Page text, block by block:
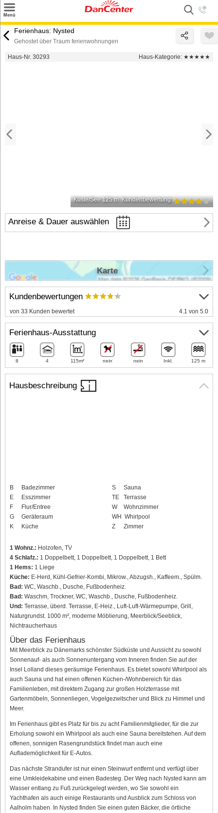
Menü
Suchen
Ferienhaus: Nysted
Gehostet über Traum ferienwohnungen
Haus-Nr. 30293 Haus-Kategorie: ★★★★★
Küste/See 125 m Kundenbewertung
Anreise & Dauer auswählen
Hausbeschreibung
B
Badezimmer
E
Esszimmer
F
Flur/Entree
G
Geräteraum
K
Küche
S
Sauna
TE
Terrasse
W
Wohnzimmer
WH Whirlpool
Z
Zimmer
1 Wohnz.: Holzofen, TV
4 Schlafz.: 1 Doppelbett, 1 Doppelbett, 1 Doppelbett, 1 Bett
1 Hems: 1 Liege
Küche: E-Herd, Kühl-Gefrier-Kombi, Mikrow., Abzugsh., Kaffeem., Spülm.
Bad: WC, Waschb., Dusche, Fußbodenheiz.
Bad: Waschm, Trockner, WC, Waschb., Dusche, Fußbodenheiz.
Und: Terrasse, überd. Terrasse, E-Heiz., Luft-Luft-Wärmepumpe, Grill,
Naturgrundst. 1000 m², moderne Möblierung, Meerblick/Seeblick,
Nichtraucherhaus
Über das Ferienhaus
Mit Meerblick zu Dänemarks schönster Südküste und Aussicht zu sowohl
Sonnenauf- als auch Sonnenuntergang vom Inneren finden Sie auf der
Insel Lolland dieses geräumige Ferienhaus. Es bietet sowohl Whirlpool als
auch Sauna und hat einen offenen Küchen-/Wohnbereich für das
Familienleben, mit direktem Zugang zur großen Holzterrasse mit
Gartenmöbeln, Sonnenliegen, Vogelgezwitscher und Blick zu Himmel und
Meer.
Im Ferienhaus gibt es Platz für bis zu acht Familienmitglieder, für die zur
Erholung sowohl ein Whirlpool als auch eine Sauna bereitstehen. Auf dem
offenen, sonnigen Rasengrundstück findet man auch eine
Auflademöglichkeit für E-Autos.
Das nächste Strandufer ist nur einen Steinwurf entfernt und verfügt über
eine Umkleidekabine und einen Badesteg. Der Weg nach Nysted kann am
Wasser entlang zu Fuß zurückgelegt werden, wo Sie sowohl ein
Yachthafen als auch einige Restaurants und Ausblick zum Schloss von
Aalholm haben. In Nysted finden Sie einen guten Bäcker, die örtliche
Kundenbewertungen
von 33 Kunden bewertet 4.1 von 5.0
Ferienhaus-Ausstattung
8 4 115m² nein nein Inkl. 125 m
Karte